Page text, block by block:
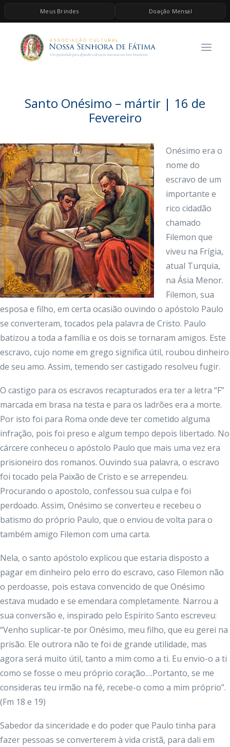
Meus Brindes Doação Mensal
HOME
A ASSOCIAÇÃO
AS MELHORES MÚSICAS CATÓLICAS
QUERO DOAR
Santo Onésimo – mártir | 16 de
Fevereiro
Onésimo era o
nome do
escravo de um
importante e
rico cidadão
chamado
Filemon que
viveu na Frígia,
atual Turquia,
na Ásia Menor.
Filemon, sua
esposa e filho, em certa ocasião ouvindo o apóstolo Paulo
se converteram, tocados pela palavra de Cristo. Paulo
batizou a toda a família e os dois se tornaram amigos. Este
escravo, cujo nome em grego significa útil, roubou dinheiro
de seu amo. Assim, temendo ser castigado resolveu fugir.
O castigo para os escravos recapturados era ter a letra “F”
marcada em brasa na testa e para os ladrões era a morte.
Por isto foi para Roma onde deve ter cometido alguma
infração, pois foi preso e algum tempo depois libertado. No
cárcere conheceu o apóstolo Paulo que mais uma vez era
prisioneiro dos romanos. Ouvindo sua palavra, o escravo
foi tocado pela Paixão de Cristo e se arrependeu.
Procurando o apostolo, confessou sua culpa e foi
perdoado. Assim, Onésimo se converteu e recebeu o
batismo do próprio Paulo, que o enviou de volta para o
também amigo Filemon com uma carta.
Nela, o santo apóstolo explicou que estaria disposto a
pagar em dinheiro pelo erro do escravo, caso Filemon não
o perdoasse, pois estava convencido de que Onésimo
estava mudado e se emendara completamente. Narrou a
sua conversão e, inspirado pelo Espírito Santo escreveu:
“Venho suplicar-te por Onésimo, meu filho, que eu gerei na
prisão. Ele outrora não te foi de grande utilidade, mas
agora será muito útil, tanto a mim como a ti. Eu envio-o a ti
como se fosse o meu próprio coração….Portanto, se me
consideras teu irmão na fé, recebe-o como a mim próprio”.
(Fm 18 e 19)
Sabedor da sinceridade e do poder que Paulo tinha para
fazer pessoas se converterem à vida cristã, para dali em